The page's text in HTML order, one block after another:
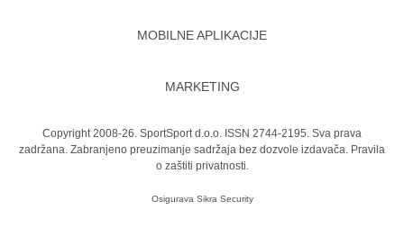
MOBILNE APLIKACIJE
MARKETING
Copyright 2008-26. SportSport d.o.o. ISSN 2744-2195. Sva prava
zadržana. Zabranjeno preuzimanje sadržaja bez dozvole izdavača. Pravila
o zaštiti privatnosti.
Osigurava Sikra Security